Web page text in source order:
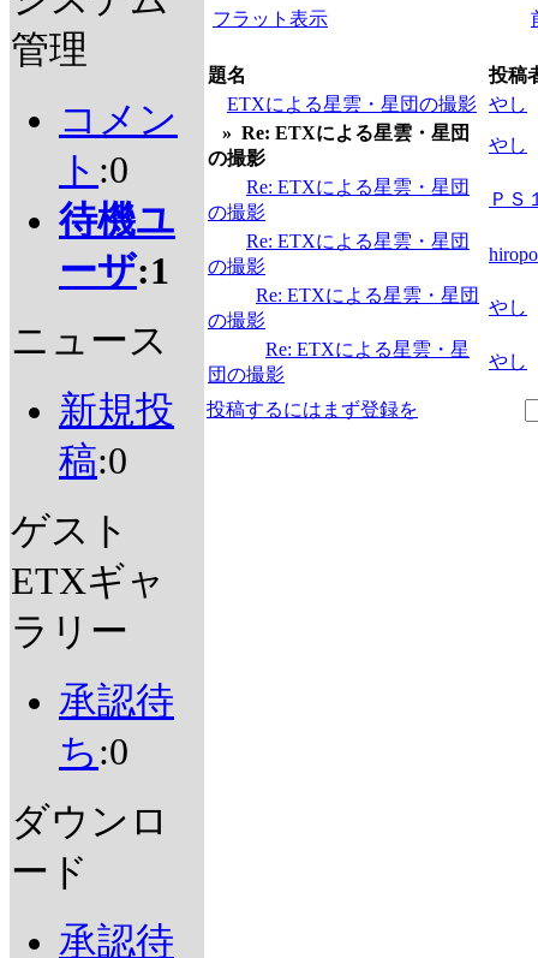
管理
コメン
ト :0
待機ユ
ーザ:1
ニュース
新規投
稿:0
ゲスト
ETXギャ
ラリー
承認待
ち :0
ダウンロ
ード
承認待
フラット表示
題名
投稿
ETXによる星雲・星団の撮影 やし
» Re: ETXによる星雲・星団
の撮影
やし
Re: ETXによる星雲・星団
の撮影
ＰＳ
Re: ETXによる星雲・星団
の撮影
Re: ETXによる星雲・星団
の撮影
やし
Re: ETXによる星雲・星
団の撮影
やし
投稿するにはまず登録を